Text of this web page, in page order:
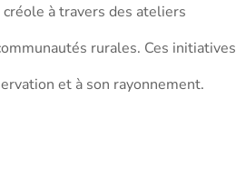
à travers des ateliers
rurales. Ces initiatives
et à son rayonnement.